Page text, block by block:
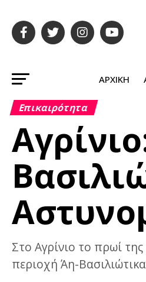
ΑΡΧΙΚΉ
Επικαιρότητα
Στο Αγρίνιο το πρωί
περιοχή Άη-